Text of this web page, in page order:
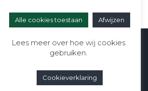
Berali Webdesign | Alle rechten
Alle cookies toestaan Afwijzen
Lees meer over hoe wij cookies
gebruiken.
Cookieverklaring